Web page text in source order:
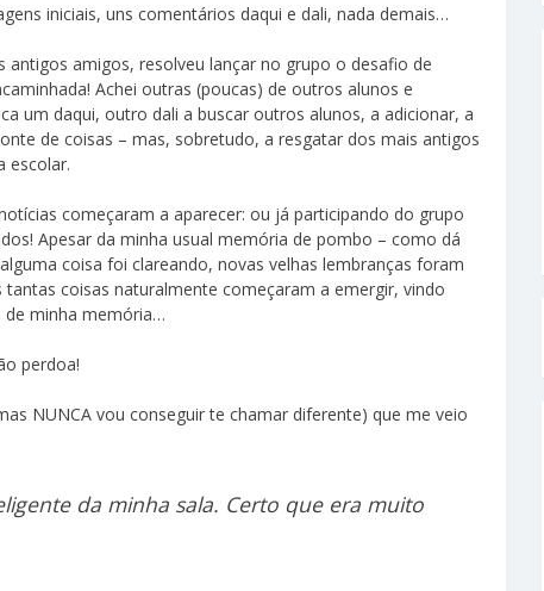
iniciais, uns comentários daqui e dali, nada demais…
amigos, resolveu lançar no grupo o desafio de
Achei outras (poucas) de outros alunos e
um daqui, outro dali a buscar outros alunos, a adicionar, a
de coisas – mas, sobretudo, a resgatar dos mais antigos
escolar.
começaram a aparecer: ou já participando do grupo
Apesar da minha usual memória de pombo – como dá
coisa foi clareando, novas velhas lembranças foram
coisas naturalmente começaram a emergir, vindo
de minha memória…
perdoa!
NUNCA vou conseguir te chamar diferente) que me veio
da minha sala. Certo que era muito